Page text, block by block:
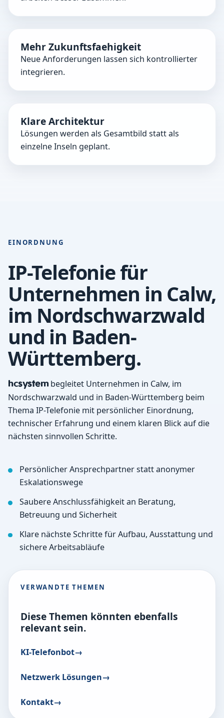
Mehr Zukunftsfaehigkeit
Neue Anforderungen lassen sich kontrollierter
integrieren.
Klare Architektur
Lösungen werden als Gesamtbild statt als
einzelne Inseln geplant.
EINORDNUNG
IP-Telefonie für
Unternehmen in Calw,
im Nordschwarzwald
und in Baden-
Württemberg.
hcsystem begleitet Unternehmen in Calw, im
Nordschwarzwald und in Baden-Württemberg beim
Thema IP-Telefonie mit persönlicher Einordnung,
technischer Erfahrung und einem klaren Blick auf die
nächsten sinnvollen Schritte.
Persönlicher Ansprechpartner statt anonymer
Eskalationswege
Saubere Anschlussfähigkeit an Beratung,
Betreuung und Sicherheit
Klare nächste Schritte für Aufbau, Ausstattung und
sichere Arbeitsabläufe
VERWANDTE THEMEN
Diese Themen könnten ebenfalls
relevant sein.
KI-Telefonbot
Netzwerk Lösungen
Kontakt